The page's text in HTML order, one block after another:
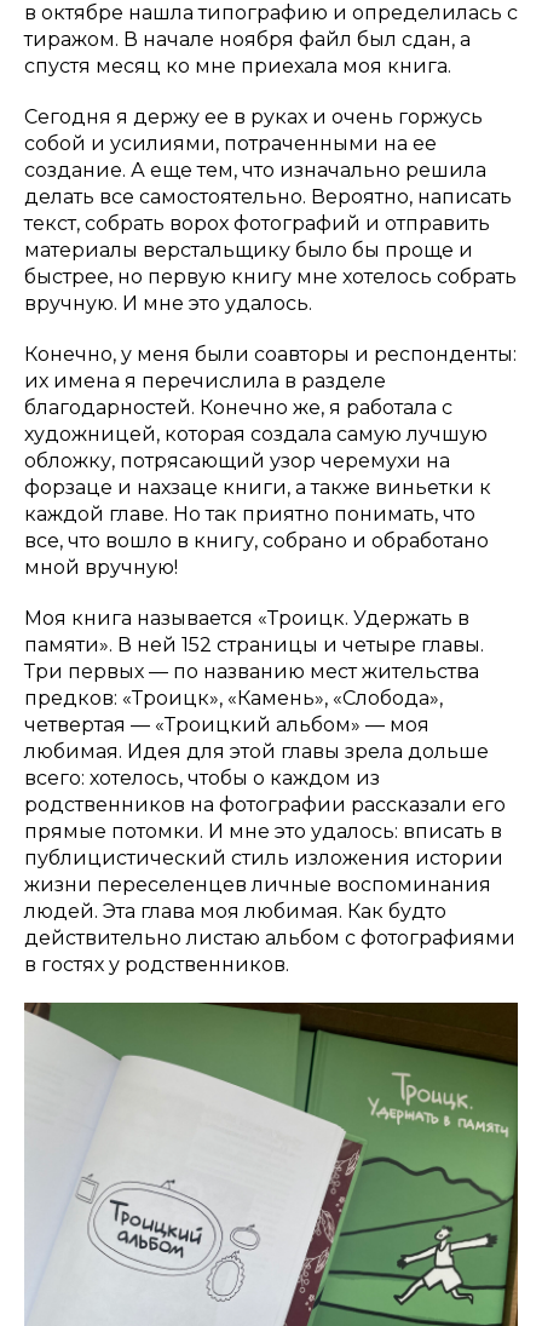
в октябре нашла типографию и определилась с
тиражом. В начале ноября файл был сдан, а
спустя месяц ко мне приехала моя книга.
Сегодня я держу ее в руках и очень горжусь
собой и усилиями, потраченными на ее
создание. А еще тем, что изначально решила
делать все самостоятельно. Вероятно, написать
текст, собрать ворох фотографий и отправить
материалы верстальщику было бы проще и
быстрее, но первую книгу мне хотелось собрать
вручную. И мне это удалось.
Конечно, у меня были соавторы и респонденты:
их имена я перечислила в разделе
благодарностей. Конечно же, я работала с
художницей, которая создала самую лучшую
обложку, потрясающий узор черемухи на
форзаце и нахзаце книги, а также виньетки к
каждой главе. Но так приятно понимать, что
все, что вошло в книгу, собрано и обработано
мной вручную!
Моя книга называется «Троицк. Удержать в
памяти». В ней 152 страницы и четыре главы.
Три первых — по названию мест жительства
предков: «Троицк», «Камень», «Слобода»,
четвертая — «Троицкий альбом» — моя
любимая. Идея для этой главы зрела дольше
всего: хотелось, чтобы о каждом из
родственников на фотографии рассказали его
прямые потомки. И мне это удалось: вписать в
публицистический стиль изложения истории
жизни переселенцев личные воспоминания
людей. Эта глава моя любимая. Как будто
действительно листаю альбом с фотографиями
в гостях у родственников.